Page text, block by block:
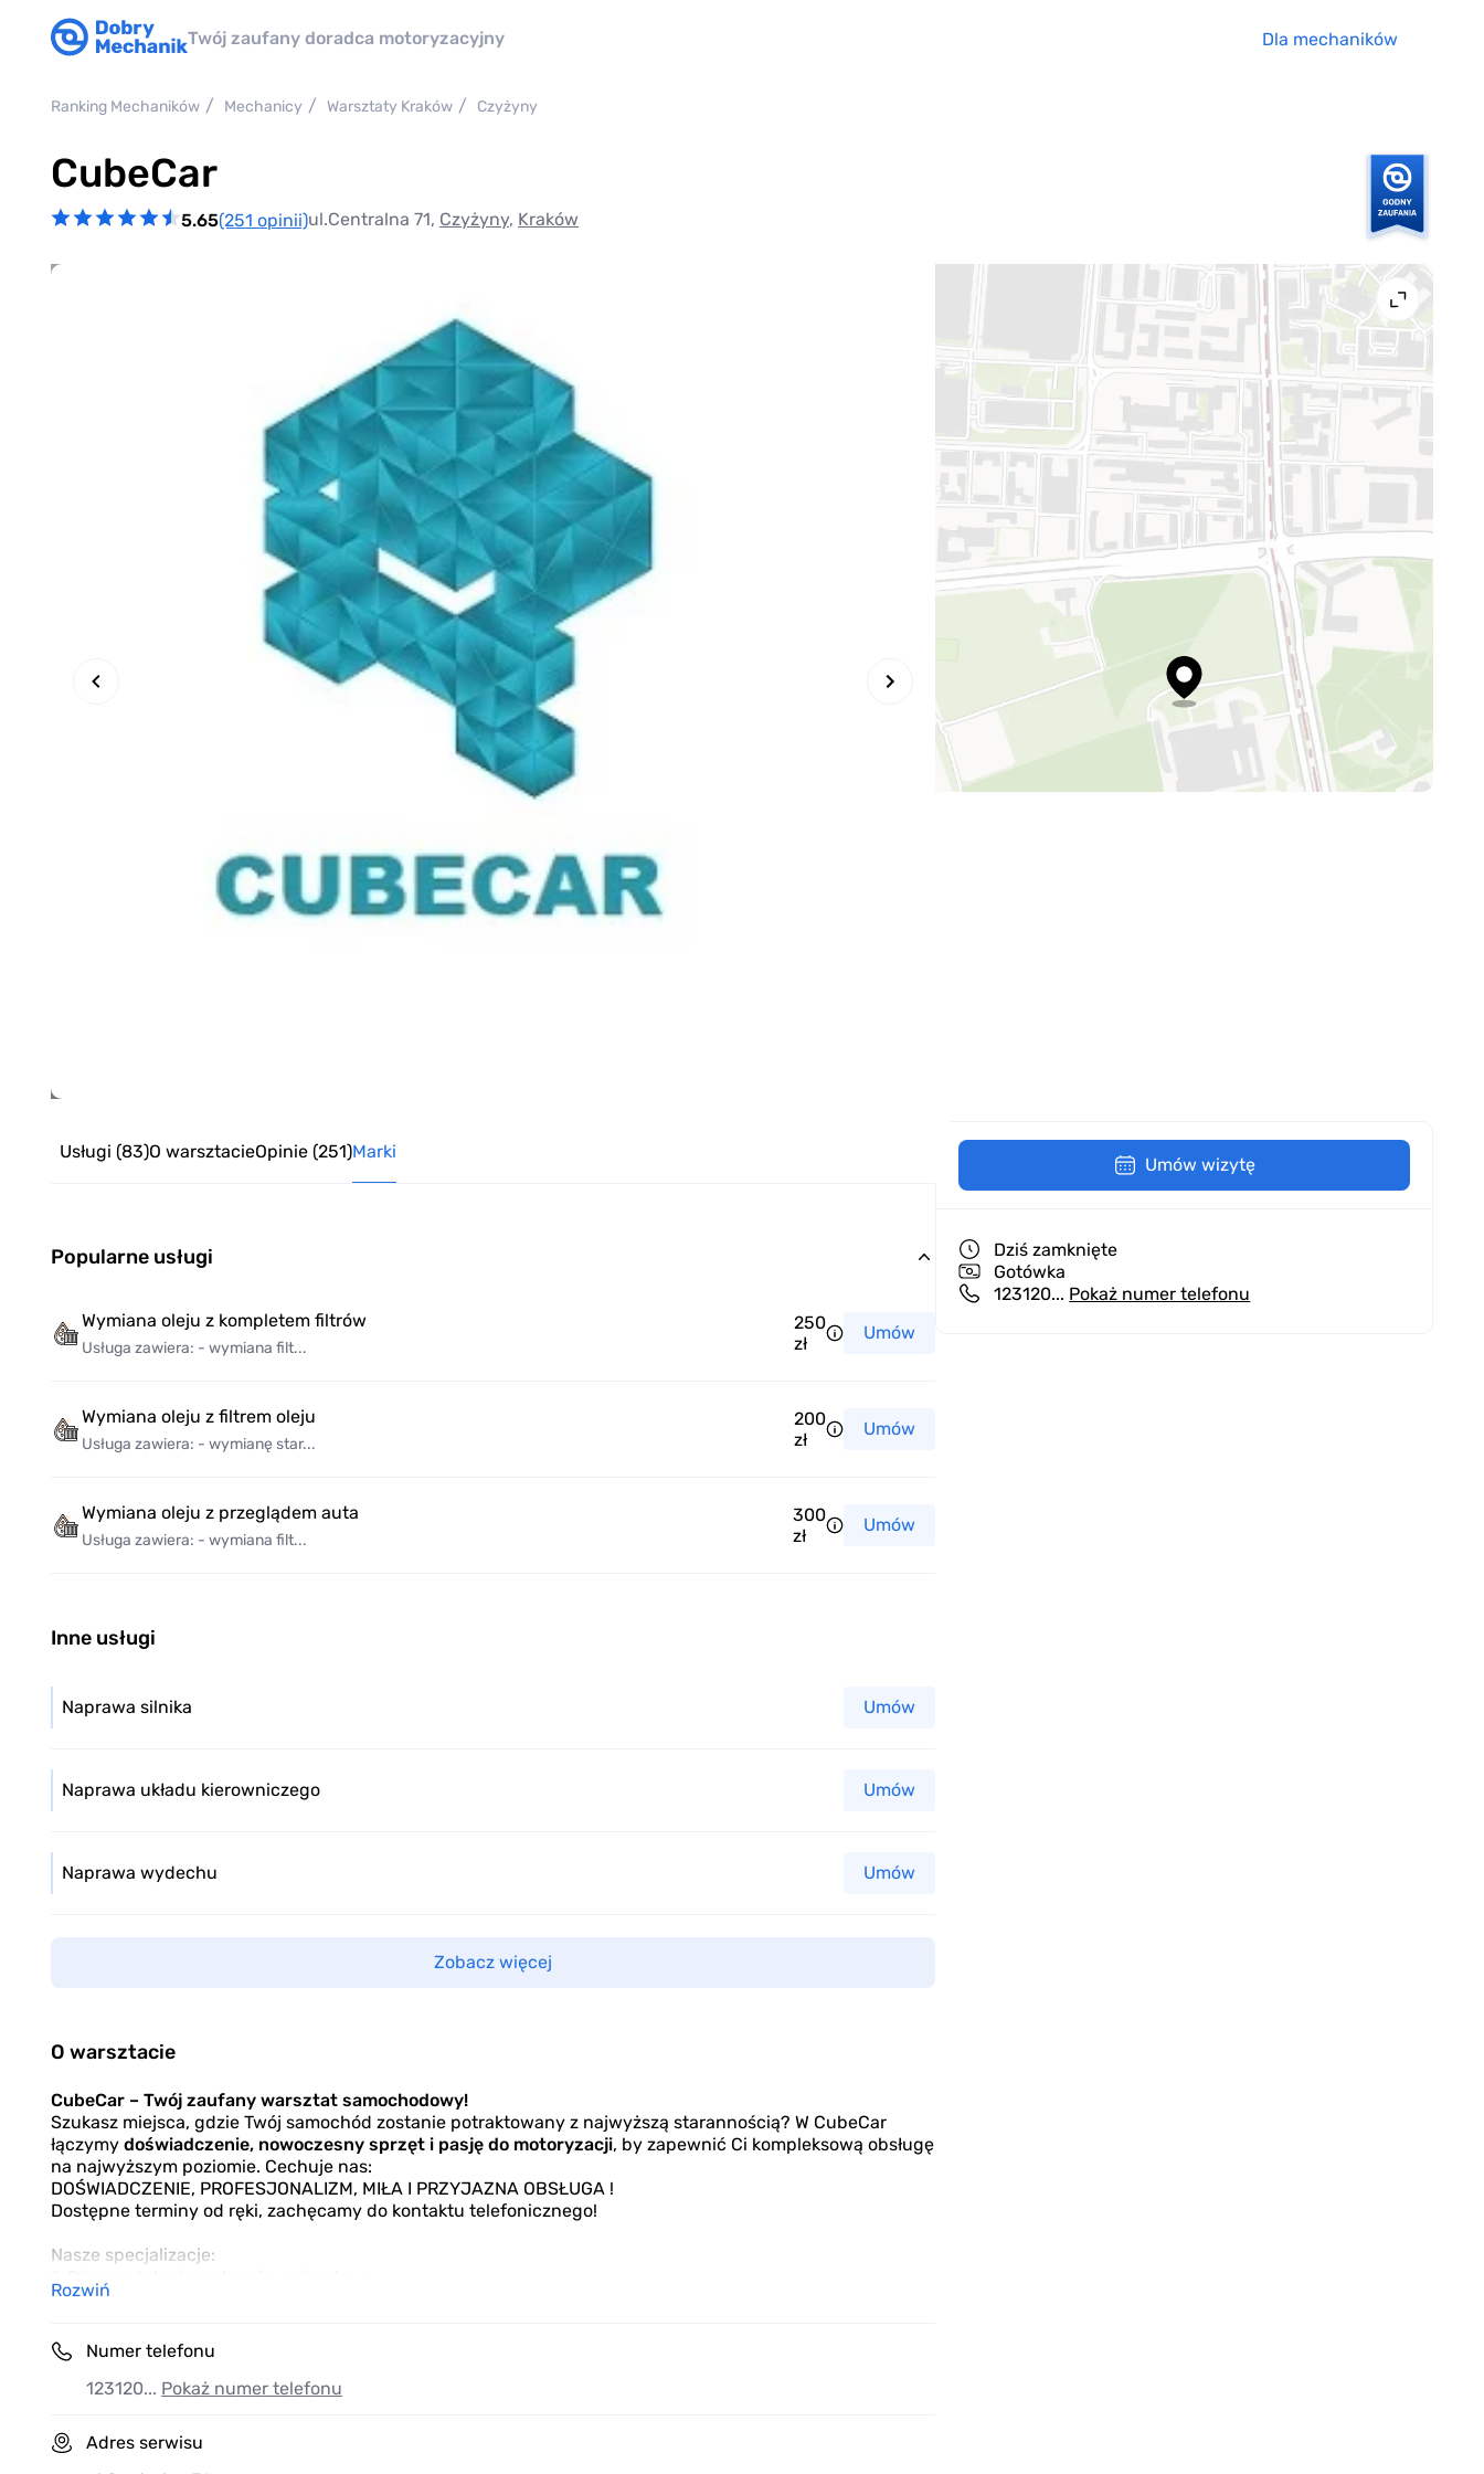
Twój zaufany doradca motoryzacyjny Dla mechaników
Ranking Mechaników Mechanicy Warsztaty Kraków Czyżyny
of
CubeCar
5.65(251 opinii)ul.Centralna 71, Czyżyny, Kraków
Usługi (83)O warsztacieOpinie (251)Marki
Popularne usługi
Wymiana oleju z kompletem filtrów
Usługa zawiera: - wymiana filt...
250
zł
Umów
Wymiana oleju z filtrem oleju
Usługa zawiera: - wymianę star...
200
zł
Umów
Wymiana oleju z przeglądem auta
Usługa zawiera: - wymiana filt...
300
zł
Umów
Inne usługi
Naprawa silnika Umów
Naprawa układu kierowniczego Umów
Naprawa wydechu Umów
Zobacz więcej
O warsztacie
CubeCar – Twój zaufany warsztat samochodowy!
Szukasz miejsca, gdzie Twój samochód zostanie potraktowany z najwyższą starannością? W CubeCar
łączymy doświadczenie, nowoczesny sprzęt i pasję do motoryzacji, by zapewnić Ci kompleksową obsługę
na najwyższym poziomie. Cechuje nas:
DOŚWIADCZENIE, PROFESJONALIZM, MIŁA I PRZYJAZNA OBSŁUGA !
Dostępne terminy od ręki, zachęcamy do kontaktu telefonicznego!
Nasze specjalizacje:
metalowo-gumowych, a także regeneracja przekładni kierowniczych czy tarcz sprzęgła)
układu zapłonowego (np.wymiana różnego rodzaju świec, cewki zapłonowej i przewodów)
hamulcowych czy regeneracja zacisków hamulcowych)
układu napędowego (np.wymiana turbosprężarki, rozrządu, pompy wodnej)
Rozwiń
Numer telefonu
123120... Pokaż numer telefonu
Adres serwisu
Umów wizytę
Dziś zamknięte
Gotówka
123120... Pokaż numer telefonu